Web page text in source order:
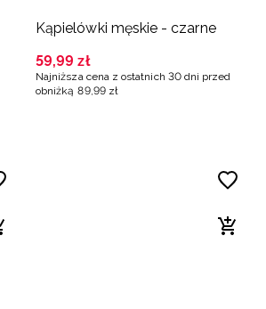
Kąpielówki męskie - czarne
59,99 zł
Najniższa cena z ostatnich 30 dni przed
obniżką 89,99 zł